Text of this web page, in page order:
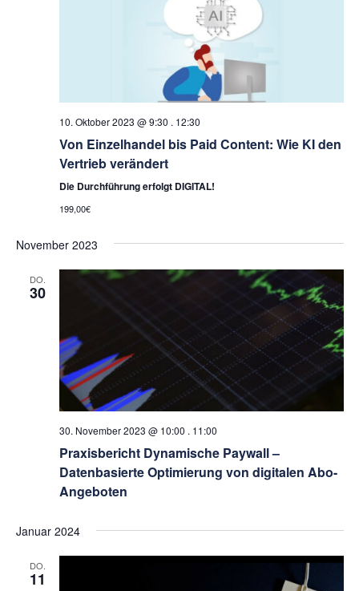
10. Oktober 2023 @ 9:30 . 12:30
Von Einzelhandel bis Paid Content: Wie KI den
Vertrieb verändert
Die Durchführung erfolgt DIGITAL!
199,00€
November 2023
DO.
30
30. November 2023 @ 10:00 . 11:00
Praxisbericht Dynamische Paywall –
Datenbasierte Optimierung von digitalen Abo-
Angeboten
Januar 2024
DO.
11